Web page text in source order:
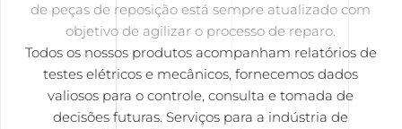
de peças de reposição está sempre atualizado com
objetivo de agilizar o processo de reparo.
Todos os nossos produtos acompanham relatórios de
testes elétricos e mecânicos, fornecemos dados
valiosos para o controle, consulta e tomada de
decisões futuras. Serviços para a indústria de